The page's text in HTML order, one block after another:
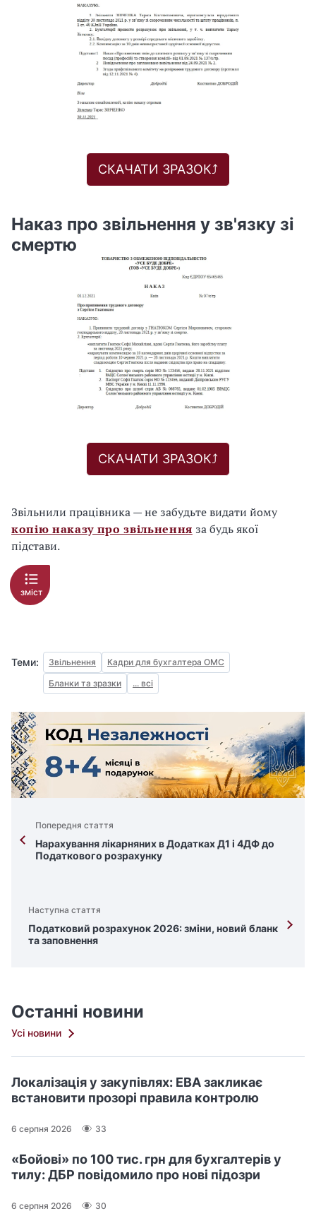
СКАЧАТИ ЗРАЗОК⤴️
Наказ про звільнення у зв'язку зі
смертю
СКАЧАТИ ЗРАЗОК⤴️
Звільнили працівника — не забудьте видати йому
копію наказу про звільнення за будь якої
підстави.
зміст
Теми: Звільнення
Кадри для бухгалтера ОМС
Бланки та зразки
... всі
Попередня стаття
Нарахування лікарняних в Додатках Д1 і 4ДФ до
Податкового розрахунку
Наступна стаття
Податковий розрахунок 2026: зміни, новий бланк
та заповнення
Останні новини
Усі новини
Локалізація у закупівлях: ЕВА закликає
встановити прозорі правила контролю
6 серпня 2026 33
«Бойові» по 100 тис. грн для бухгалтерів у
тилу: ДБР повідомило про нові підозри
6 серпня 2026 30